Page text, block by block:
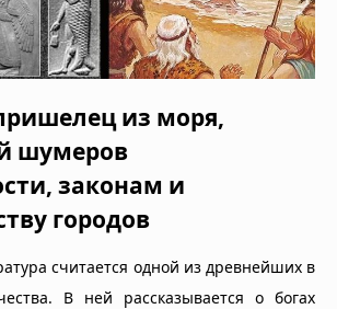
из моря,
шумеров
законам и
городов
считается одной из древнейших в
В ней рассказывается о богах